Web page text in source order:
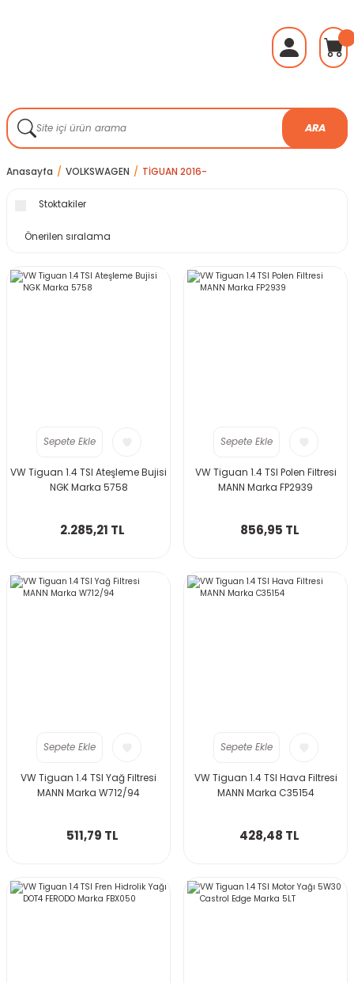
ARA
Anasayfa VOLKSWAGEN TİGUAN 2016-
Stoktakiler
Sepete Ekle
VW Tiguan 1.4 TSI Ateşleme Bujisi
NGK Marka 5758
2.285,21 TL
Sepete Ekle
VW Tiguan 1.4 TSI Polen Filtresi
MANN Marka FP2939
856,95 TL
Sepete Ekle
VW Tiguan 1.4 TSI Yağ Filtresi
MANN Marka W712/94
511,79 TL
Sepete Ekle
VW Tiguan 1.4 TSI Hava Filtresi
MANN Marka C35154
428,48 TL